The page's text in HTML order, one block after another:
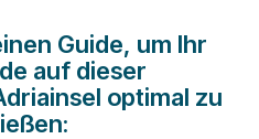
Guide, um Ihr
auf dieser
optimal zu